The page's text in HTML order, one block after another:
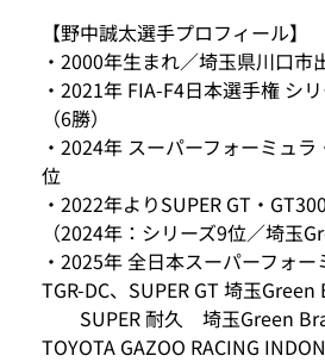
【野中誠太選手プロフィール】
・2000年生まれ／埼玉県川口市
・2021年 FIA-F4日本選手権 シ
（6勝）
・2024年 スーパーフォーミュ
位
・2022年よりSUPER GT・
（2024年：シリーズ9位／埼玉
・2025年 全日本スーパーフォー
TGR-DC、SUPER GT 埼玉Green
SUPER 耐久 埼玉Green
TOYOTA GAZOO RACING